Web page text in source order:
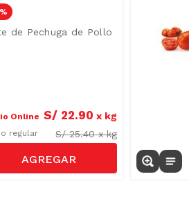
de Pechuga de Pollo
Online S/ 22.90 x kg
regular S/25.40xkg